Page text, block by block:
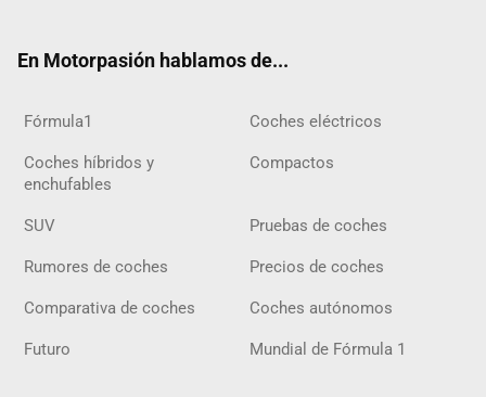
En Motorpasión hablamos de...
Fórmula1 Coches eléctricos
Coches híbridos y
enchufables
Compactos
SUV Pruebas de coches
Rumores de coches Precios de coches
Comparativa de coches Coches autónomos
Futuro Mundial de Fórmula 1